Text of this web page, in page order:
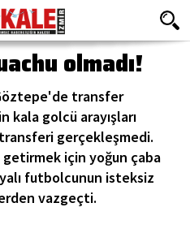
olmadı!
transfer
kala golcü arayışları
gerçekleşmedi.
için yoğun çaba
futbolcunun isteksiz
vazgeçti.